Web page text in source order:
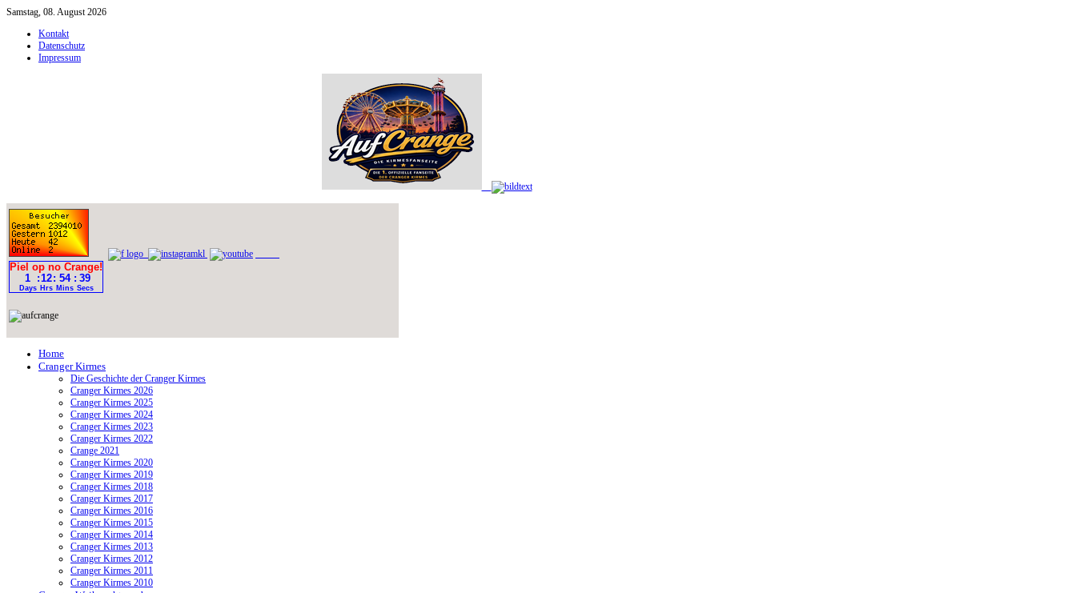
Samstag, 08. August 2026
Kontakt
Datenschutz
Impressum
Home
Cranger Kirmes
Die Geschichte der Cranger Kirmes
Cranger Kirmes 2026
Cranger Kirmes 2025
Cranger Kirmes 2024
Cranger Kirmes 2023
Cranger Kirmes 2022
Crange 2021
Cranger Kirmes 2020
Cranger Kirmes 2019
Cranger Kirmes 2018
Cranger Kirmes 2017
Cranger Kirmes 2016
Cranger Kirmes 2015
Cranger Kirmes 2014
Cranger Kirmes 2013
Cranger Kirmes 2012
Cranger Kirmes 2011
Cranger Kirmes 2010